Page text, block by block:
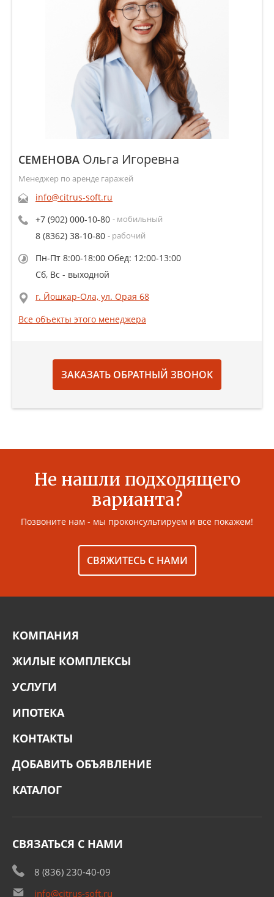
СЕМЕНОВА Ольга Игоревна
Менеджер по аренде гаражей
info@citrus-soft.ru
+7 (902) 000-10-80 - мобильный
8 (8362) 38-10-80 - рабочий
Пн-Пт 8:00-18:00 Обед: 12:00-13:00
Сб, Вс - выходной
г. Йошкар-Ола, ул. Орая 68
Все объекты этого менеджера
ЗАКАЗАТЬ ОБРАТНЫЙ ЗВОНОК
Не нашли подходящего
варианта?
Позвоните нам - мы проконсультируем и все покажем!
СВЯЖИТЕСЬ С НАМИ
КОМПАНИЯ
ЖИЛЫЕ КОМПЛЕКСЫ
УСЛУГИ
ИПОТЕКА
КОНТАКТЫ
ДОБАВИТЬ ОБЪЯВЛЕНИЕ
КАТАЛОГ
СВЯЗАТЬСЯ С НАМИ
8 (836) 230-40-09
info@citrus-soft.ru